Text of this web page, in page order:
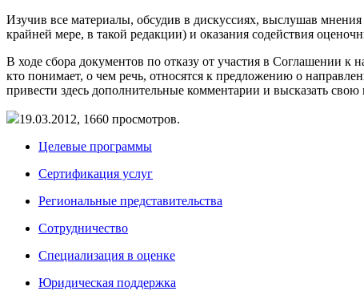
Изучив все материалы, обсудив в дискуссиях, выслушав
крайней мере, в такой редакции) и оказания содействия
В ходе сбора документов по отказу от участия в Соглашении к
кто понимает, о чем речь, относятся к предложению о
привести здесь дополнительные комментарии и высказать
19.03.2012, 1660 просмотров.
Целевые программы
Сертификация услуг
Региональные представительства
Сотрудничество
Специализация в оценке
Юридическая поддержка